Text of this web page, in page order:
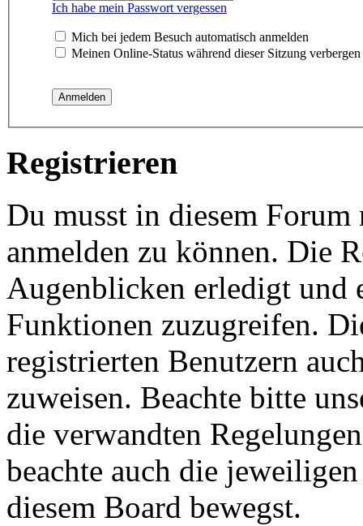
Ich habe mein Passwort vergessen
Mich bei jedem Besuch automatisch anmelden
Meinen Online-Status während dieser Sitzung verbergen
Registrieren
Du musst in diesem
anmelden zu können. Die
Augenblicken erledigt und
Funktionen zuzugreifen.
registrierten Benutzern
zuweisen. Beachte bitte
die verwandten
beachte auch die
diesem Board bewegst.